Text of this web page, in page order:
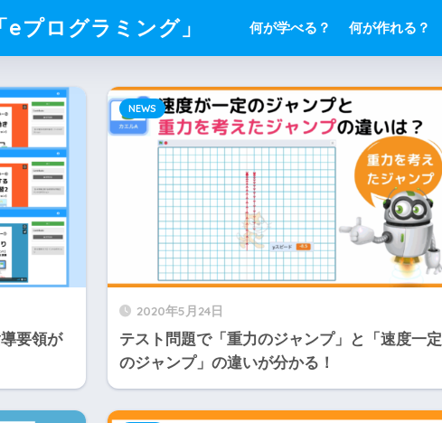
プログラミング」 何が学べる？ 何が作れる？
要領が
2020年5月24日
テスト問題で「重力のジャンプ」と「速度一定
のジャンプ」の違いが分かる！
NEWS